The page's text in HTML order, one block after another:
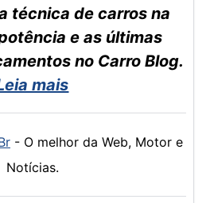
técnica de carros na
e as últimas
no Carro Blog.
mais
- O melhor da Web, Motor e
Notícias.